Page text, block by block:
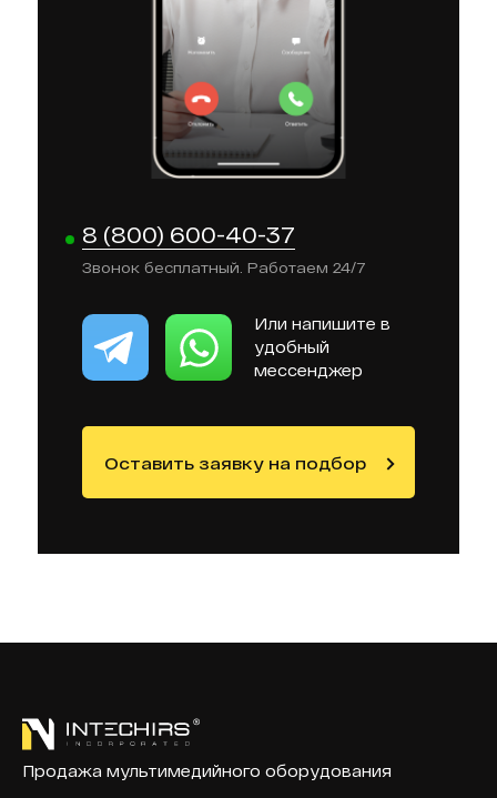
8 (800) 600-40-37
Звонок бесплатный. Работаем 24/7
Или напишите в
удобный
мессенджер
Оставить заявку на подбор
Продажа мультимедийного оборудования